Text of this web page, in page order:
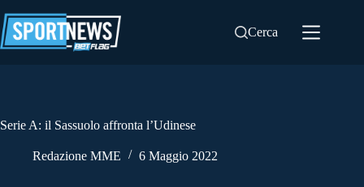
al
contenuto
Cerca
Serie A: il Sassuolo affronta l’Udinese
Redazione MME 6 Maggio 2022